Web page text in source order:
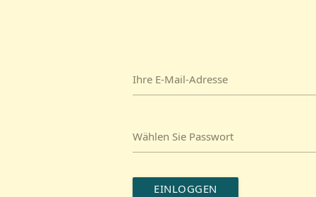
Ihre E-Mail-Adresse
Wählen Sie Passwort
EINLOGGEN